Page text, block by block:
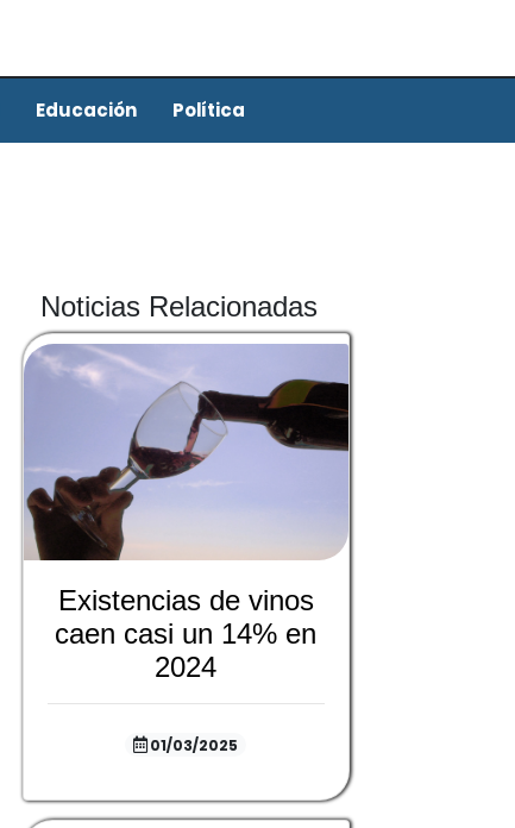
Educación Política
Noticias Relacionadas
Existencias de vinos
caen casi un 14% en
2024
01/03/2025